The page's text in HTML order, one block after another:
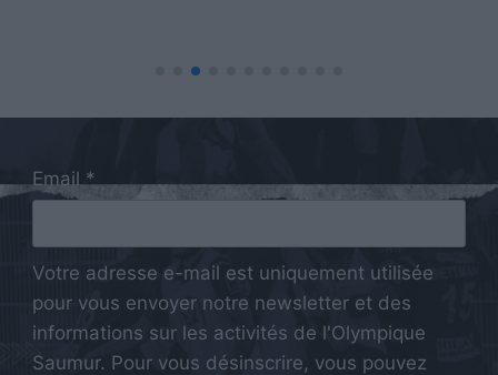
Email *
Votre adresse e-mail est uniquement utilisée
pour vous envoyer notre newsletter et des
informations sur les activités de l'Olympique
Saumur. Pour vous désinscrire, vous pouvez